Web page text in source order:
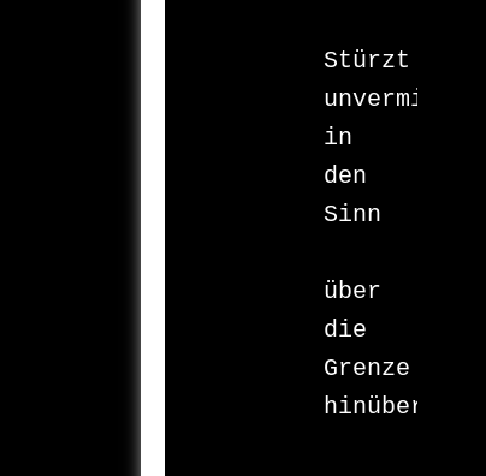
Stürzt
unvermittelt
in
den
Sinn
über
die
Grenze
hinüber.